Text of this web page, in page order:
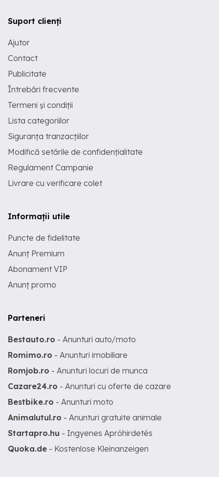
Suport clienți
Ajutor
Contact
Publicitate
Întrebări frecvente
Termeni și condiții
Lista categoriilor
Siguranța tranzacțiilor
Modifică setările de confidențialitate
Regulament Campanie
Livrare cu verificare colet
Informații utile
Puncte de fidelitate
Anunț Premium
Abonament VIP
Anunț promo
Parteneri
Bestauto.ro - Anunturi auto/moto
Romimo.ro - Anunturi imobiliare
Romjob.ro - Anunturi locuri de munca
Cazare24.ro - Anunturi cu oferte de cazare
Bestbike.ro - Anunturi moto
Animalutul.ro - Anunturi gratuite animale
Startapro.hu - Ingyenes Apróhirdetés
Quoka.de - Kostenlose Kleinanzeigen